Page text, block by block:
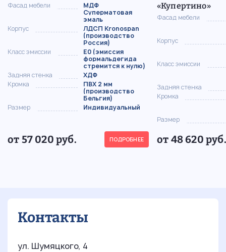
Фасад мебели
МДФ
Суперматовая
эмаль
Корпус
ЛДСП Kronospan
(производство
Россия)
Класс эмиссии
Е0 (эмиссия
формальдегида
стремится к нулю)
Задняя стенка
ХДФ
Кромка
ПВХ 2 мм
(производство
Бельгия)
Размер
Индивидуальный
от 57 020 руб. ПОДРОБНЕЕ
«Купертино»
Фасад мебели
Корпус
Класс эмиссии
Задняя стенка
Кромка
Размер
от 48 620 руб.
Контакты
ул. Шумяцкого, 4